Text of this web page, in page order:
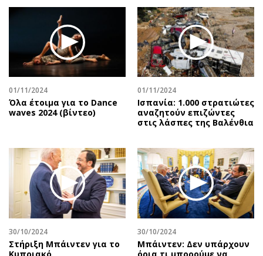
01/11/2024
Όλα έτοιμα για το Dance
waves 2024 (βίντεο)
01/11/2024
Ισπανία: 1.000 στρατιώτες
αναζητούν επιζώντες
στις λάσπες της Βαλένθια
30/10/2024
Στήριξη Μπάιντεν για το
30/10/2024
Μπάιντεν: Δεν υπάρχουν